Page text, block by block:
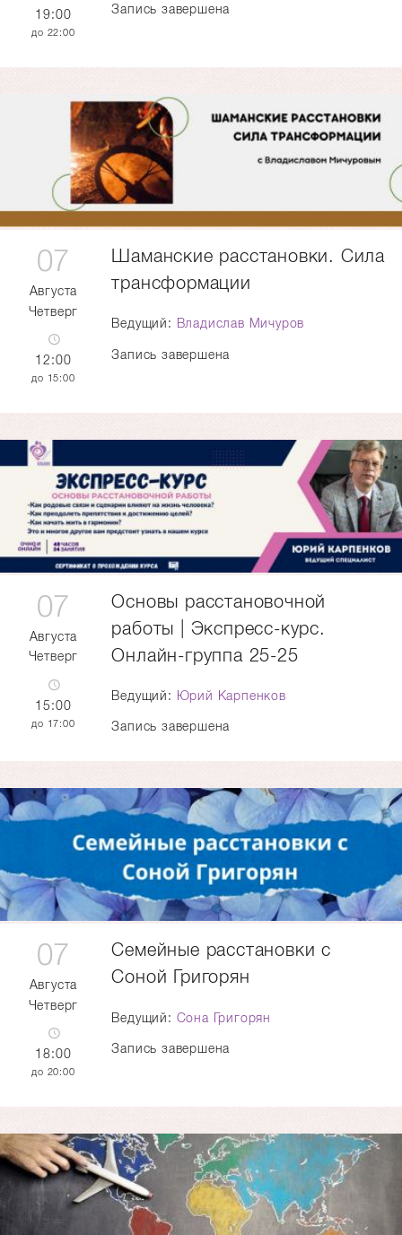
19:00
22:00
Запись завершена
07
Августа
Четверг
12:00
15:00
Шаманские расстановки. Сила
трансформации
Ведущий: Владислав Мичуров
Запись завершена
07
Августа
Четверг
15:00
17:00
Основы расстановочной
работы | Экспресс-курс.
Онлайн-группа 25-25
Ведущий: Юрий Карпенков
Запись завершена
07
Августа
Четверг
18:00
20:00
Семейные расстановки с
Соной Григорян
Ведущий: Сона Григорян
Запись завершена